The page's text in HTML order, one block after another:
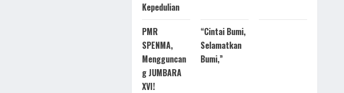
Kepedulian
PMR
SPENMA,
Mengguncan
g JUMBARA
XVI!
“Cintai Bumi,
Selamatkan
Bumi,”